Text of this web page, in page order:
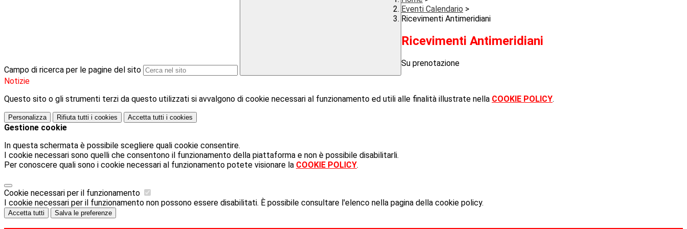
Campo di ricerca per le pagine del sito
Eventi Calendario >
Ricevimenti Antimeridiani
Ricevimenti Antimeridiani
Su prenotazione
Notizie
Questo sito o gli strumenti terzi da questo utilizzati si avvalgono di cookie necessari al funzionamento ed utili alle finalità illustrate nella COOKIE POLICY.
Personalizza Rifiuta tutti i cookies Accetta tutti i cookies
Gestione cookie
In questa schermata è possibile scegliere quali cookie consentire.
I cookie necessari sono quelli che consentono il funzionamento della piattaforma e non è possibile disabilitarli.
Per conoscere quali sono i cookie necessari al funzionamento potete visionare la COOKIE POLICY.
Cookie necessari per il funzionamento
I cookie necessari per il funzionamento non possono essere disabilitati. È possibile consultare l'elenco nella pagina della cookie policy.
Accetta tutti Salva le preferenze